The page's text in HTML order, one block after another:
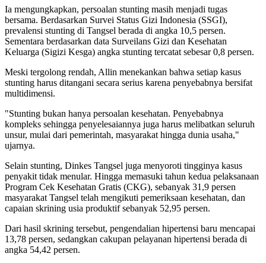
Ia mengungkapkan, persoalan stunting masih menjadi tugas
bersama. Berdasarkan Survei Status Gizi Indonesia (SSGI),
prevalensi stunting di Tangsel berada di angka 10,5 persen.
Sementara berdasarkan data Surveilans Gizi dan Kesehatan
Keluarga (Sigizi Kesga) angka stunting tercatat sebesar 0,8 persen.
Meski tergolong rendah, Allin menekankan bahwa setiap kasus
stunting harus ditangani secara serius karena penyebabnya bersifat
multidimensi.
"Stunting bukan hanya persoalan kesehatan. Penyebabnya
kompleks sehingga penyelesaiannya juga harus melibatkan seluruh
unsur, mulai dari pemerintah, masyarakat hingga dunia usaha,"
ujarnya.
Selain stunting, Dinkes Tangsel juga menyoroti tingginya kasus
penyakit tidak menular. Hingga memasuki tahun kedua pelaksanaan
Program Cek Kesehatan Gratis (CKG), sebanyak 31,9 persen
masyarakat Tangsel telah mengikuti pemeriksaan kesehatan, dan
capaian skrining usia produktif sebanyak 52,95 persen.
Dari hasil skrining tersebut, pengendalian hipertensi baru mencapai
13,78 persen, sedangkan cakupan pelayanan hipertensi berada di
angka 54,42 persen.